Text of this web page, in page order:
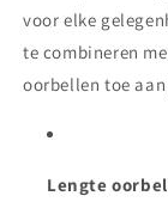
voor elke
te combineren
oorbellen toe
Lengte